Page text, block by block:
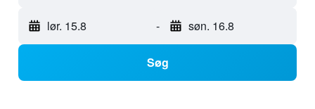
lør. 15.8 - søn. 16.8
Søg